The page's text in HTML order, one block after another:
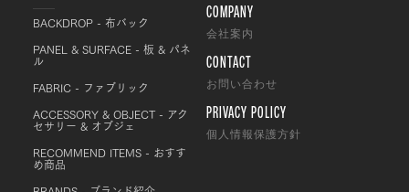
BACKDROP - 布バック
PANEL & SURFACE - 板 & パネ
ル
FABRIC - ファブリック
ACCESSORY & OBJECT - アク
セサリー & オブジェ
RECOMMEND ITEMS - おすす
め商品
COMPANY
会社案内
CONTACT
お問い合わせ
PRIVACY POLICY
個人情報保護方針